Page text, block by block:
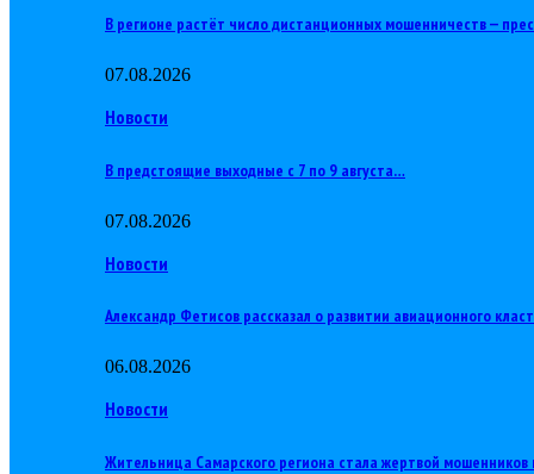
В регионе растёт число дистанционных мошенничеств —
07.08.2026
Новости
В предстоящие выходные с 7 по 9 августа…
07.08.2026
Новости
Александр Фетисов рассказал о развитии авиационного
06.08.2026
Новости
Жительница Самарского региона стала жертвой мошенников